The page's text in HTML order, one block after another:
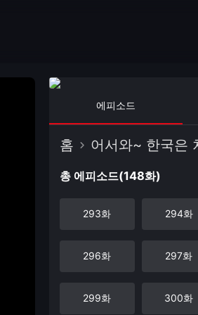
에피소드
홈
총 에피소드(148화)
293화 294화
296화 297화
299화 300화